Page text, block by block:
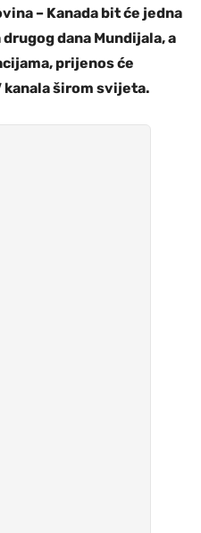
– Kanada bit će jedna
dana Mundijala, a
prijenos će
širom svijeta.